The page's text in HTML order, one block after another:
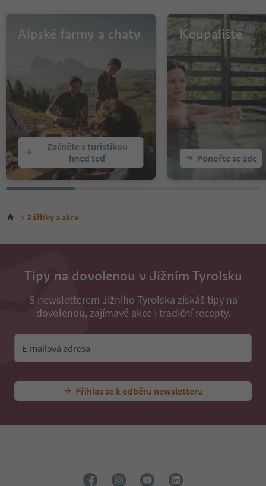
Alpské farmy a chaty
Začněte s turistikou
hned teď
Koupaliště
Ponořte se zde
Zážitky a akce
Tipy na dovolenou v Jižním Tyrolsku
S newsletterem Jižního Tyrolska získáš tipy na
dovolenou, zajímavé akce i tradiční recepty.
E-mailová adresa
Přihlas se k odběru newsletteru